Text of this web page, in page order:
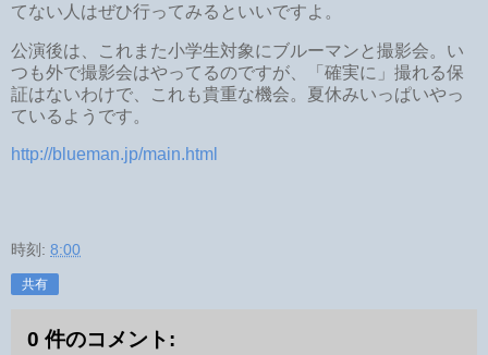
てない人はぜひ行ってみるといいですよ。
公演後は、これまた小学生対象にブルーマンと撮影会。い
つも外で撮影会はやってるのですが、「確実に」撮れる保
証はないわけで、これも貴重な機会。夏休みいっぱいやっ
ているようです。
http://blueman.jp/main.html
時刻: 8:00
共有
0 件のコメント: